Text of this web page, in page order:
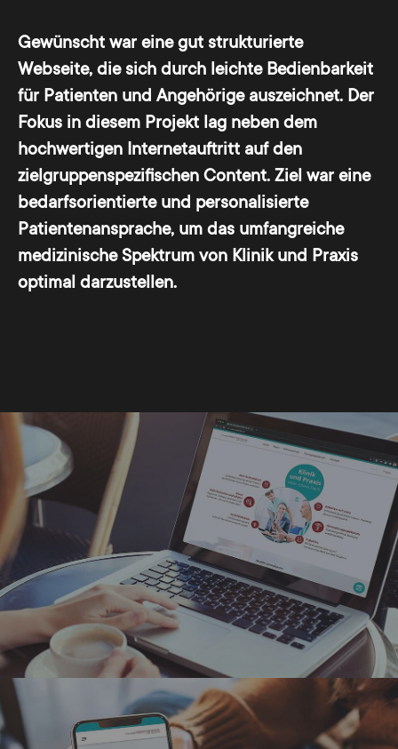
Gewünscht war eine gut strukturierte
Webseite, die sich durch leichte Bedienbarkeit
für Patienten und Angehörige auszeichnet. Der
Fokus in diesem Projekt lag neben dem
hochwertigen Internetauftritt auf den
zielgruppenspezifischen Content. Ziel war eine
bedarfsorientierte und personalisierte
Patientenansprache, um das umfangreiche
medizinische Spektrum von Klinik und Praxis
optimal darzustellen.